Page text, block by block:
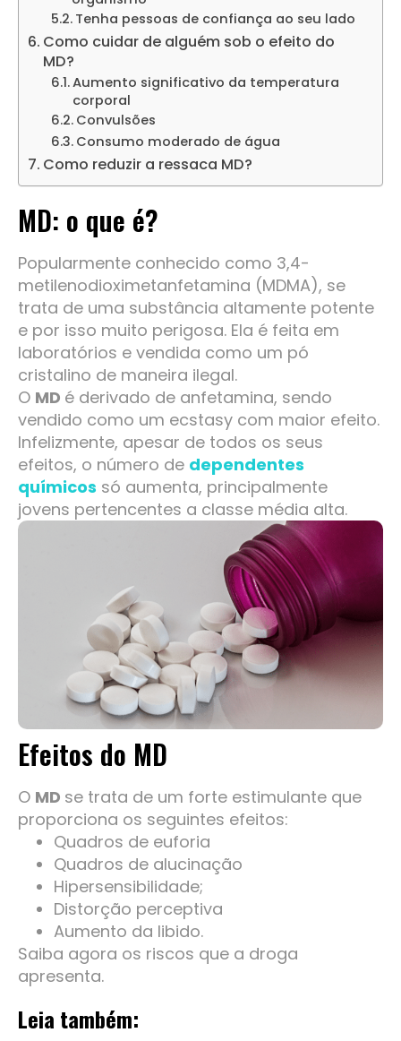
Tenha pessoas de confiança ao seu lado
Como cuidar de alguém sob o efeito do
MD?
Aumento significativo da temperatura
corporal
Convulsões
Consumo moderado de água
Como reduzir a ressaca MD?
MD: o que é?
Popularmente conhecido como 3,4-
metilenodioximetanfetamina (MDMA), se
trata de uma substância altamente potente
e por isso muito perigosa. Ela é feita em
laboratórios e vendida como um pó
cristalino de maneira ilegal.
O MD é derivado de anfetamina, sendo
vendido como um ecstasy com maior efeito.
Infelizmente, apesar de todos os seus
efeitos, o número de dependentes
químicos só aumenta, principalmente
jovens pertencentes a classe média alta.
Efeitos do MD
O MD se trata de um forte estimulante que
proporciona os seguintes efeitos:
Quadros de euforia
Quadros de alucinação
Hipersensibilidade;
Distorção perceptiva
Aumento da libido.
Saiba agora os riscos que a droga
apresenta.
Leia também: